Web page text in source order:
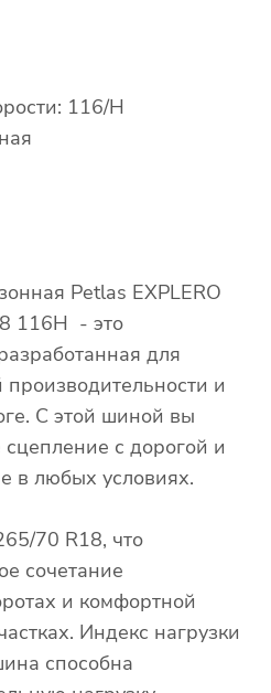
116/H
Petlas EXPLERO
116H - это
для
и
С этой шиной вы
с дорогой и
в любых условиях.
70 R18, что
сочетание
и комфортной
Индекс нагрузки
способна